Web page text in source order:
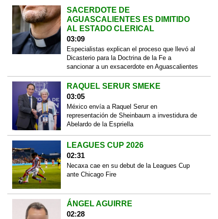
SACERDOTE DE
AGUASCALIENTES ES DIMITIDO
AL ESTADO CLERICAL
03:09
Especialistas explican el proceso que llevó al
Dicasterio para la Doctrina de la Fe a
sancionar a un exsacerdote en Aguascalientes
RAQUEL SERUR SMEKE
03:05
México envía a Raquel Serur en
representación de Sheinbaum a investidura de
Abelardo de la Espriella
LEAGUES CUP 2026
02:31
Necaxa cae en su debut de la Leagues Cup
ante Chicago Fire
ÁNGEL AGUIRRE
02:28